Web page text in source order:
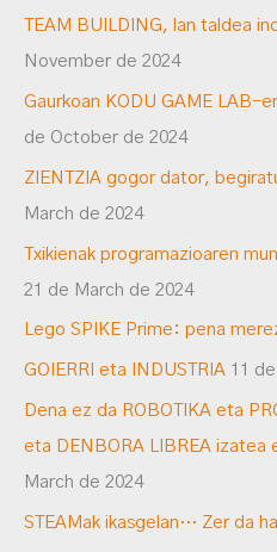
TEAM BUILDING, lan taldea
November de 2024
Gaurkoan KODU GAME LAB-
de October de 2024
ZIENTZIA gogor dator,
March de 2024
Txikienak programazioaren
21 de March de 2024
Lego SPIKE Prime: pena
GOIERRI eta INDUSTRIA 11
Dena ez da ROBOTIKA eta
eta DENBORA LIBREA izatea
March de 2024
STEAMak ikasgelan… Zer da